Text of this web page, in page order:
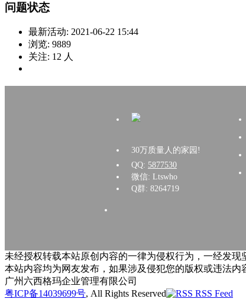
问题状态
最新活动: 2021-06-22 15:44
浏览: 9889
关注: 12 人
30万质量人的家园!
QQ: 5877530
微信: Ltswho
Q群: 8264719
未经授权转载本站原创内容的一律为侵权行为，一经发现
本站内容均为网友发布，如果涉及侵犯您的版权或违法内
广州六西格玛企业管理有限公司
粤ICP备14039699号, All Rights Reserved RSS Feed